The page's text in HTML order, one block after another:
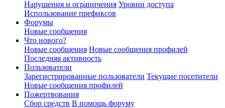
Нарушения и ограничения Уровни доступа
Использование префиксов
Форумы
Новые сообщения
Что нового?
Новые сообщения Новые сообщения профилей
Последняя активность
Пользователи
Зарегистрированные пользователи Текущие посетители
Новые сообщения профилей
Пожертвования
Сбор средств В помощь форуму